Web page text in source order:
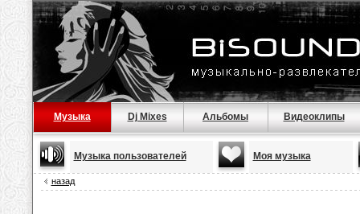
Музыка Dj Mixes Альбомы Видеоклипы
Музыка пользователей Моя музыка
назад